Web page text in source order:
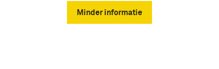
Minder informatie